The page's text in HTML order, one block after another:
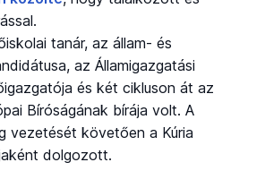
tanár, az állam- és
az Államigazgatási
és két cikluson át az
Bíróságának bírája volt. A
vezetését követően a Kúria
dolgozott.